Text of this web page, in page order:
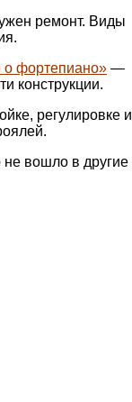
ремонт. Виды
фортепиано» —
конструкции.
регулировке и
вошло в другие